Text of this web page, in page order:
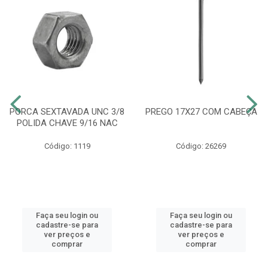
PORCA SEXTAVADA UNC 3/8
POLIDA CHAVE 9/16 NAC
Código: 1119
Faça seu login ou
cadastre-se para
ver preços e
comprar
PREGO 17X27 COM CABEÇA
Código: 26269
Faça seu login ou
cadastre-se para
ver preços e
comprar